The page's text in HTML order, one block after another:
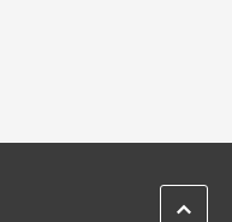
kartě
nové kartě
ZPĚT